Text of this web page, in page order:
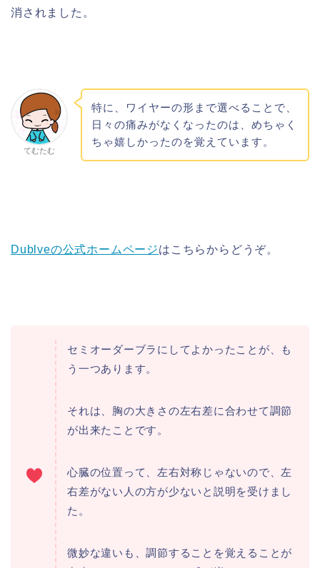
消されました。
てむたむ
特に、ワイヤーの形まで選べることで、
日々の痛みがなくなったのは、めちゃく
ちゃ嬉しかったのを覚えています。
Dublveの公式ホームページはこちらからどうぞ。
セミオーダーブラにしてよかったことが、も
う一つあります。
それは、胸の大きさの左右差に合わせて調節
が出来たことです。
心臓の位置って、左右対称じゃないので、左
右差がない人の方が少ないと説明を受けまし
た。
微妙な違いも、調節することを覚えることが